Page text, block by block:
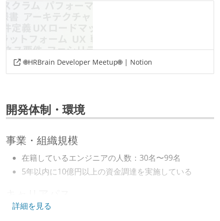
🌐HRBrain Developer Meetup🌐 | Notion
開発体制・環境
事業・組織規模
在籍しているエンジニアの人数：30名〜99名
5年以内に10億円以上の資金調達を実施している
エンジニアの人事評価にエンジニア経験者が関わって
詳細を見る